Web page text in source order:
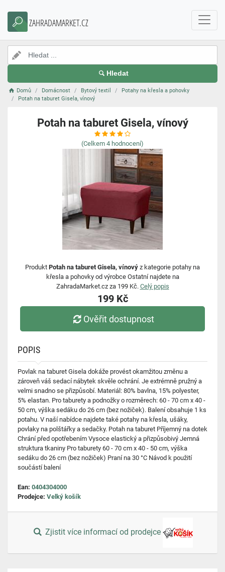
ZAHRADAMARKET.CZ
Hledat
Domů Domácnost Bytový textil
Potahy na křesla a pohovky
Potah na taburet Gisela, vínový
Potah na taburet Gisela, vínový
(Celkem 4 hodnocení)
Produkt Potah na taburet Gisela, vínový z kategorie potahy na
křesla a pohovky od výrobce Ostatní najdete na
ZahradaMarket.cz za 199 Kč. Celý popis
199 Kč
Ověřit dostupnost
POPIS
Povlak na taburet Gisela dokáže provést okamžitou změnu a
zároveň váš sedací nábytek skvěle ochrání. Je extrémně pružný a
velmi snadno se přizpůsobí. Materiál: 80% bavlna, 15% polyester,
5% elastan. Pro taburety a podnožky o rozměrech: 60 - 70 cm x 40 -
50 cm, výška sedáku do 26 cm (bez nožiček). Balení obsahuje 1 ks
potahu. V naší nabídce najdete také potahy na křesla, ušáky,
povlaky na polštářky a sedačky. Potah na taburet Příjemný na dotek
Chrání před opotřebením Vysoce elastický a přizpůsobivý Jemná
struktura tkaniny Pro taburety 60 - 70 cm x 40 - 50 cm, výška
sedáku do 26 cm (bez nožiček) Praní na 30 °C Návod k použití
součástí balení
Ean: 0404304000
Prodejce: Velký košík
Zjistit více informací od prodejce